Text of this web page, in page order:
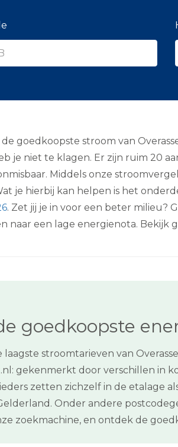
goedkoopste stroom van
je niet te klagen. Er zijn ruim 20
Middels onze
je hierbij kan helpen is het
. Zet jij je in voor een beter milieu?
naar een lage energienota. Bekijk
goedkoopste
laagste stroomtarieven van
gekenmerkt door verschillen in
zetten zichzelf in de etalage
Onder andere
zoekmachine, en ontdek de